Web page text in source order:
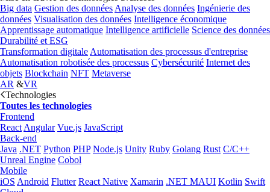
Big data Gestion des données Analyse des données Ingénierie des
données Visualisation des données Intelligence économique
Apprentissage automatique Intelligence artificielle Science des données
Durabilité et ESG
Transformation digitale Automatisation des processus d'entreprise
Automatisation robotisée des processus Cybersécurité Internet des
objets Blockchain NFT Metaverse
AR &VR
Technologies
Toutes les technologies
Frontend
React Angular Vue.js JavaScript
Back-end
Java .NET Python PHP Node.js Unity Ruby Golang Rust C/C++
Unreal Engine Cobol
Mobile
iOS Android Flutter React Native Xamarin .NET MAUI Kotlin Swift